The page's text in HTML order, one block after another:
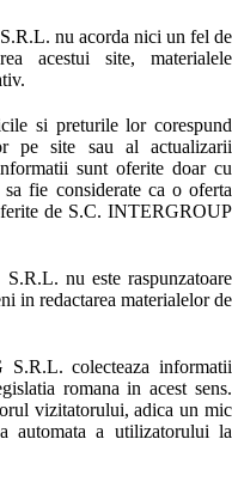
nu acorda nici un fel de
acestui site, materialele
si preturile lor corespund
pe site sau al actualizarii
sunt oferite doar cu
fie considerate ca o oferta
de S.C. INTERGROUP
nu este raspunzatoare
in redactarea materialelor de
colecteaza informatii
romana in acest sens.
vizitatorului, adica un mic
automata a utilizatorului la